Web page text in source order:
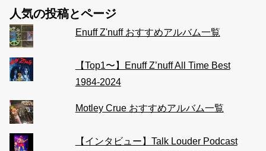
人気の投稿とページ
Enuff Z'nuff おすすめアルバム一覧
【Top1〜】Enuff Z’nuff All Time Best
1984-2024
Motley Crue おすすめアルバム一覧
【インタビュー】Talk Louder Podcast